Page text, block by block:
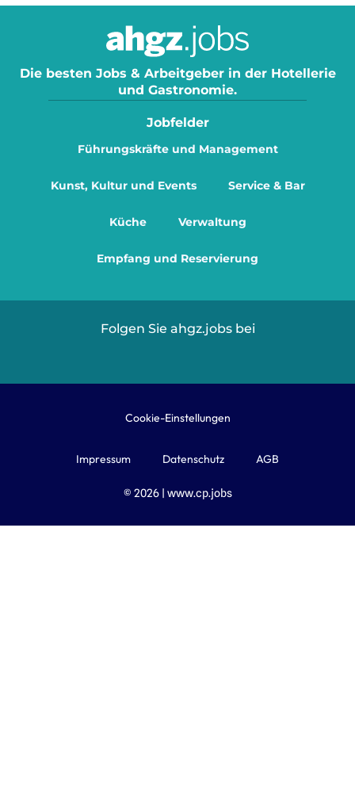
Die besten Jobs & Arbeitgeber in der Hotellerie
und Gastronomie.
Jobfelder
Führungskräfte und Management
Kunst, Kultur und Events Service & Bar
Küche Verwaltung
Empfang und Reservierung
Folgen Sie ahgz.jobs bei
Cookie-Einstellungen
Impressum Datenschutz AGB
© 2026 | www.cp.jobs